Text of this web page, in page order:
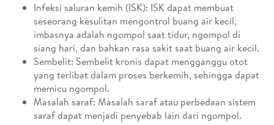
Infeksi saluran kemih (ISK): ISK dapat membuat
seseorang kesulitan mengontrol buang air kecil,
imbasnya adalah ngompol saat tidur, ngompol di
siang hari, dan bahkan rasa sakit saat buang air kecil.
Sembelit: Sembelit kronis dapat mengganggu otot
yang terlibat dalam proses berkemih, sehingga dapat
memicu ngompol.
Masalah saraf: Masalah saraf atau perbedaan sistem
saraf dapat menjadi penyebab lain dari ngompol.